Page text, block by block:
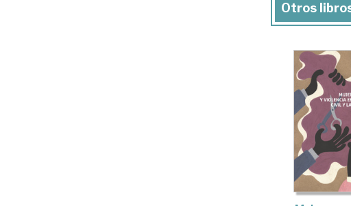
Otros